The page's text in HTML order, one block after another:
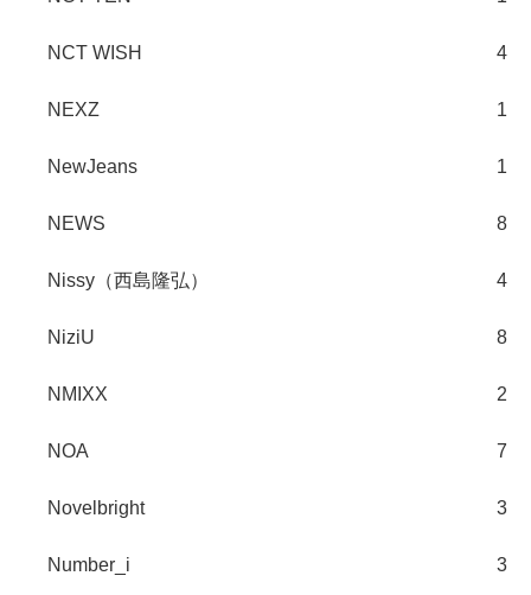
NCT WISH 4
NEXZ 1
NewJeans 1
NEWS 8
Nissy（西島隆弘） 4
NiziU 8
NMIXX 2
NOA 7
Novelbright 3
Number_i 3